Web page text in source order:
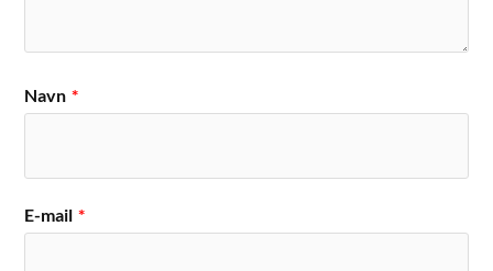
Navn *
E-mail *